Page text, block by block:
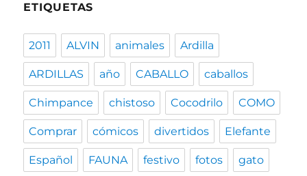
ETIQUETAS
2011 ALVIN animales Ardilla
ARDILLAS año CABALLO caballos
Chimpance chistoso Cocodrilo COMO
Comprar cómicos divertidos Elefante
Español FAUNA festivo fotos gato